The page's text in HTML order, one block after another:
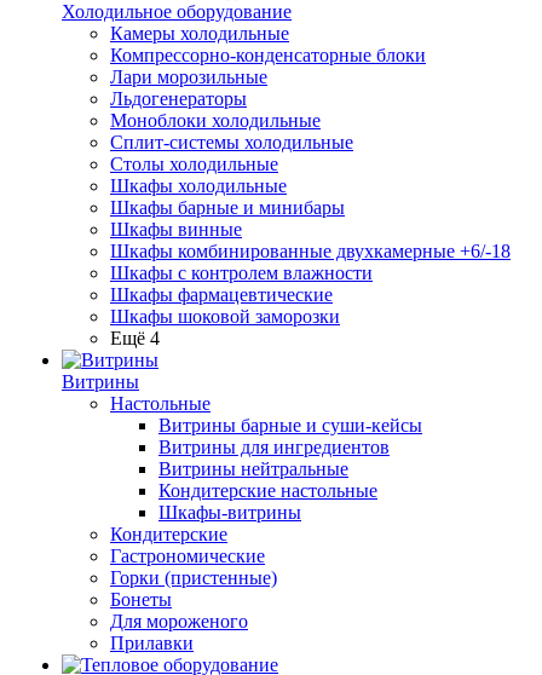
Холодильное оборудование
Камеры холодильные
Компрессорно-конденсаторные блоки
Лари морозильные
Льдогенераторы
Моноблоки холодильные
Сплит-системы холодильные
Столы холодильные
Шкафы холодильные
Шкафы барные и минибары
Шкафы винные
Шкафы комбинированные двухкамерные +6/-18
Шкафы с контролем влажности
Шкафы фармацевтические
Шкафы шоковой заморозки
Ещё 4
Витрины
Настольные
Витрины барные и суши-кейсы
Витрины для ингредиентов
Витрины нейтральные
Кондитерские настольные
Шкафы-витрины
Кондитерские
Гастрономические
Горки (пристенные)
Бонеты
Для мороженого
Прилавки